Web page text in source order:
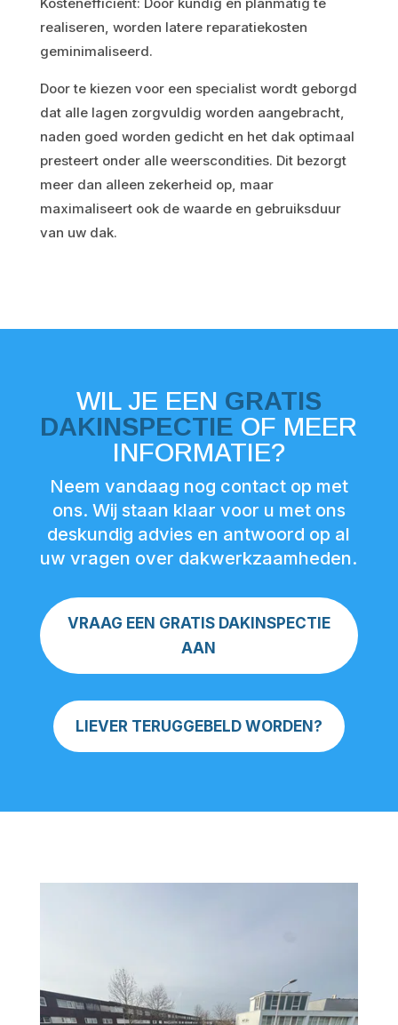
realiseren, worden latere reparatiekosten
geminimaliseerd.
Door te kiezen voor een specialist wordt geborgd
dat alle lagen zorgvuldig worden aangebracht,
naden goed worden gedicht en het dak optimaal
presteert onder alle weerscondities. Dit bezorgt
meer dan alleen zekerheid op, maar
maximaliseert ook de waarde en gebruiksduur
van uw dak.
WIL JE EEN GRATIS
DAKINSPECTIE OF MEER
INFORMATIE?
Neem vandaag nog contact op met
ons. Wij staan klaar voor u met ons
deskundig advies en antwoord op al
uw vragen over dakwerkzaamheden.
VRAAG EEN GRATIS DAKINSPECTIE
AAN
LIEVER TERUGGEBELD WORDEN?